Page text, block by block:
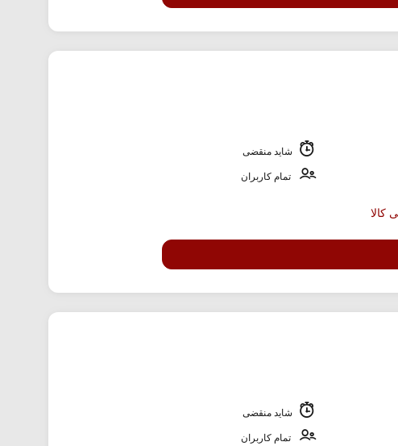
شاید منقضی
تمام کاربران
شاید منقضی
تمام کاربران